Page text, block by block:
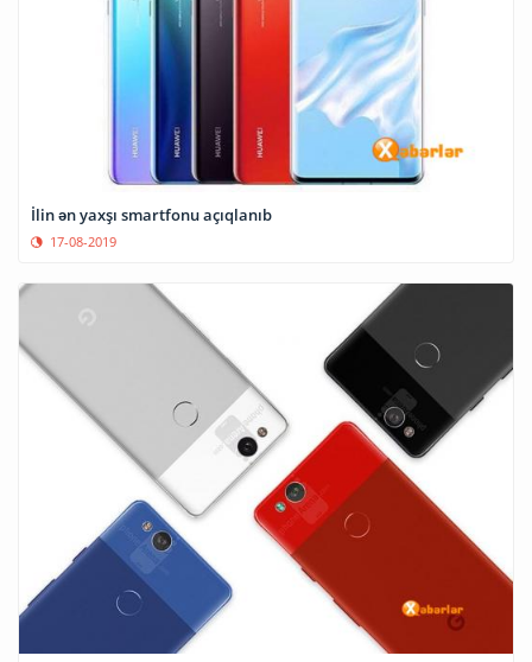
İlin ən yaxşı smartfonu açıqlanıb
17-08-2019